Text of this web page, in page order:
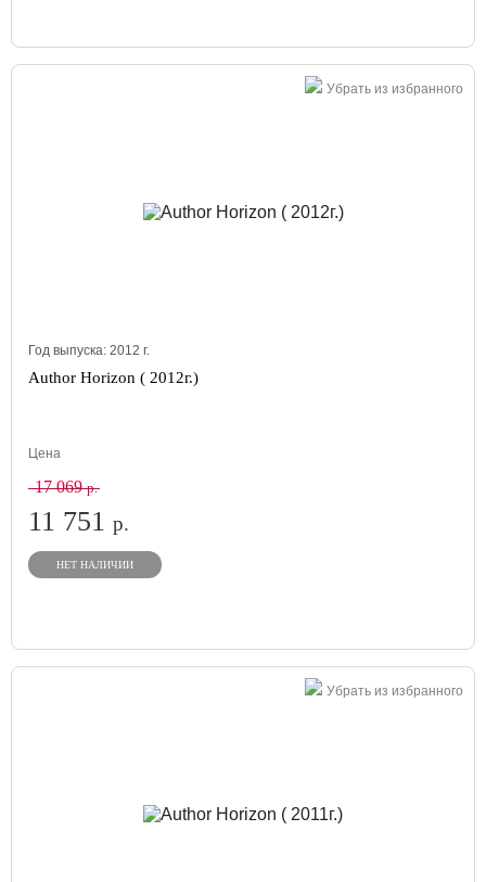
Убрать из избранного
Год выпуска: 2012 г.
Author Horizon ( 2012г.)
Цена
17 069р.
11 751 р.
НЕТ НАЛИЧИИ
Убрать из избранного